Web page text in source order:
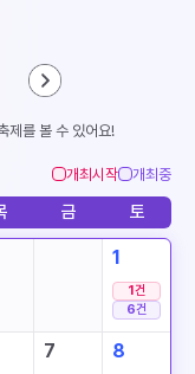
제를 볼 수 있어요!
개최시작 개최중
금 토
1
1건
6건
7 8